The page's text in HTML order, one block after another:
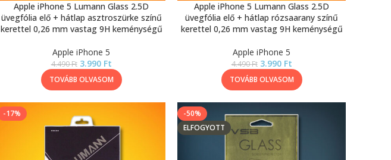
Apple iPhone 5 Lumann Glass 2.5D
üvegfólia elő + hátlap asztroszürke színű
kerettel 0,26 mm vastag 9H keménységű
Apple iPhone 5
4.490Ft 3.990 Ft
TOVÁBB OLVASOM
Apple iPhone 5 Lumann Glass 2.5D
üvegfólia elő + hátlap rózsaarany színű
kerettel 0,26 mm vastag 9H keménységű
Apple iPhone 5
4.490Ft 3.990 Ft
TOVÁBB OLVASOM
-17%
-50%
ELFOGYOTT